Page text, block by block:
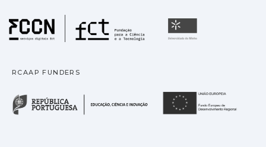
Fundação para a
RCAAP FUNDERS
República Portuguesa